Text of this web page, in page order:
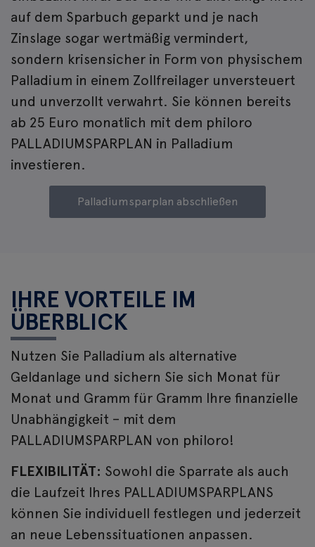
auf dem Sparbuch geparkt und je nach
Zinslage sogar wertmäßig vermindert,
sondern krisensicher in Form von physischem
Palladium in einem Zollfreilager unversteuert
und unverzollt verwahrt. Sie können bereits
ab 25 Euro monatlich mit dem philoro
PALLADIUMSPARPLAN in Palladium
investieren.
Palladiumsparplan abschließen
IHRE VORTEILE IM
ÜBERBLICK
Nutzen Sie Palladium als alternative
Geldanlage und sichern Sie sich Monat für
Monat und Gramm für Gramm Ihre finanzielle
Unabhängigkeit – mit dem
PALLADIUMSPARPLAN von philoro!
FLEXIBILITÄT: Sowohl die Sparrate als auch
die Laufzeit Ihres PALLADIUMSPARPLANS
können Sie individuell festlegen und jederzeit
an neue Lebenssituationen anpassen.